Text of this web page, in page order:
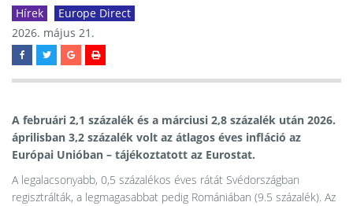
Hírek
Europe Direct
2026. május 21.
A februári 2,1 százalék és a márciusi 2,8 százalék után 2026.
áprilisban 3,2 százalék volt az átlagos éves infláció az
Európai Unióban – tájékoztatott az Eurostat.
A legalacsonyabb, 0,5 százalékos éves rátát Svédországban
regisztrálták, a legmagasabbat pedig Romániában (9.5 százalék). Az